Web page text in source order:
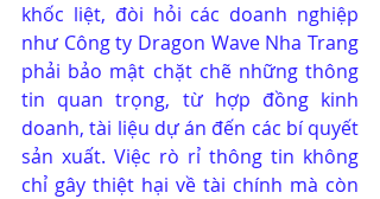
khốc liệt, đòi hỏi các doanh nghiệp
như Công ty Dragon Wave Nha Trang
phải bảo mật chặt chẽ những thông
tin quan trọng, từ hợp đồng kinh
doanh, tài liệu dự án đến các bí quyết
sản xuất. Việc rò rỉ thông tin không
chỉ gây thiệt hại về tài chính mà còn